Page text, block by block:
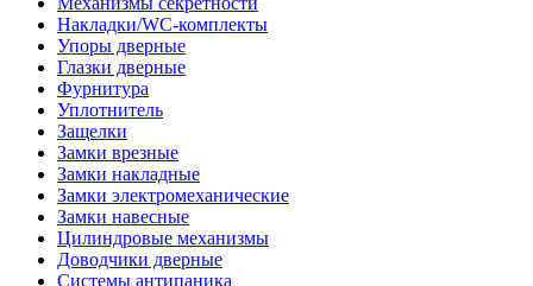
Накладки/WC-комплекты
Упоры дверные
Глазки дверные
Фурнитура
Уплотнитель
Защелки
Замки врезные
Замки накладные
Замки электромеханические
Замки навесные
Цилиндровые механизмы
Доводчики дверные
Системы антипаника